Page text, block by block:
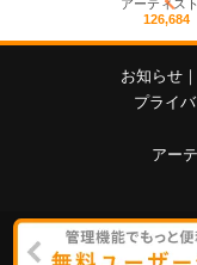
アーティス
126,684
お知らせ ｜
プライ
アー